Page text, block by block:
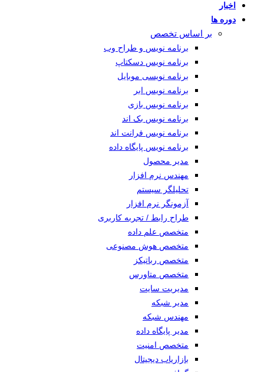
اخبار
دوره ها
بر اساس تخصص
برنامه نویس و طراح وب
برنامه نویس دسکتاپ
برنامه نویسی موبایل
برنامه نویس ابر
برنامه نویس بازی
برنامه نویس بک اند
برنامه نویس فرانت اند
برنامه نویس پایگاه داده
مدیر محصول
مهندس نرم افزار
تحلیلگر سیستم
آزمونگر نرم افزار
طراح رابط / تجربه کاربری
متخصص علم داده
متخصص هوش مصنوعی
متخصص رباتیکز
متخصص متاورس
مدیریت سایت
مدیر شبکه
مهندس شبکه
مدیر پایگاه داده
متخصص امنیت
بازاریاب دیجیتال